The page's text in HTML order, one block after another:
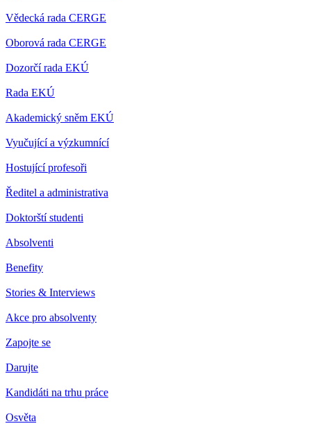
Vědecká rada CERGE
Oborová rada CERGE
Dozorčí rada EKÚ
Rada EKÚ
Akademický sněm EKÚ
Vyučující a výzkumnící
Hostující profesoři
Ředitel a administrativa
Doktorští studenti
Absolventi
Benefity
Stories & Interviews
Akce pro absolventy
Zapojte se
Darujte
Kandidáti na trhu práce
Osvěta